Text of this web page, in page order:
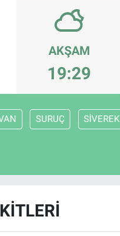
AKŞAM
19:29
SURUÇ SİVEREK